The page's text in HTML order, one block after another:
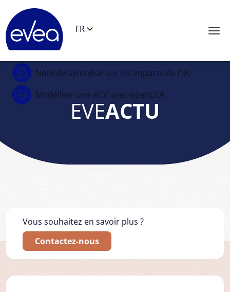
FR
Note de synthèse sur les impacts de l'IA
Modéliser une ACV avec openLCA
EVEACTU
Vous souhaitez en savoir plus ?
Contactez-nous
Panneau de gestion des cookies